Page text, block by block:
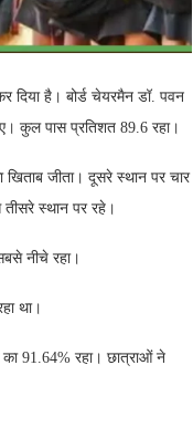
कर दिया है। बोर्ड चेयरमैन डॉ. पवन
कुल पास प्रतिशत 89.6 रहा।
जीता। दूसरे स्थान पर चार
स्थान पर रहे।
नीचे रहा।
था।
91.64% रहा। छात्राओं ने